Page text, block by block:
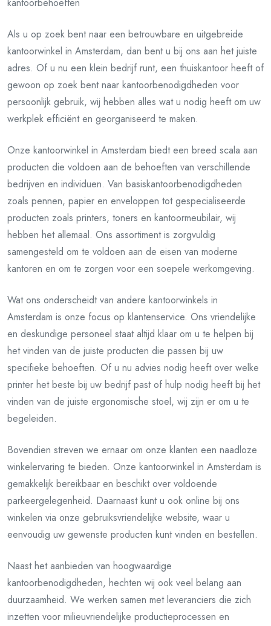
Als u op zoek bent naar een betrouwbare en uitgebreide
kantoorwinkel in Amsterdam, dan bent u bij ons aan het juiste
adres. Of u nu een klein bedrijf runt, een thuiskantoor heeft of
gewoon op zoek bent naar kantoorbenodigdheden voor
persoonlijk gebruik, wij hebben alles wat u nodig heeft om uw
werkplek efficiënt en georganiseerd te maken.
Onze kantoorwinkel in Amsterdam biedt een breed scala aan
producten die voldoen aan de behoeften van verschillende
bedrijven en individuen. Van basiskantoorbenodigdheden
zoals pennen, papier en enveloppen tot gespecialiseerde
producten zoals printers, toners en kantoormeubilair, wij
hebben het allemaal. Ons assortiment is zorgvuldig
samengesteld om te voldoen aan de eisen van moderne
kantoren en om te zorgen voor een soepele werkomgeving.
Wat ons onderscheidt van andere kantoorwinkels in
Amsterdam is onze focus op klantenservice. Ons vriendelijke
en deskundige personeel staat altijd klaar om u te helpen bij
het vinden van de juiste producten die passen bij uw
specifieke behoeften. Of u nu advies nodig heeft over welke
printer het beste bij uw bedrijf past of hulp nodig heeft bij het
vinden van de juiste ergonomische stoel, wij zijn er om u te
begeleiden.
Bovendien streven we ernaar om onze klanten een naadloze
winkelervaring te bieden. Onze kantoorwinkel in Amsterdam is
gemakkelijk bereikbaar en beschikt over voldoende
parkeergelegenheid. Daarnaast kunt u ook online bij ons
winkelen via onze gebruiksvriendelijke website, waar u
eenvoudig uw gewenste producten kunt vinden en bestellen.
Naast het aanbieden van hoogwaardige
kantoorbenodigdheden, hechten wij ook veel belang aan
duurzaamheid. We werken samen met leveranciers die zich
inzetten voor milieuvriendelijke productieprocessen en